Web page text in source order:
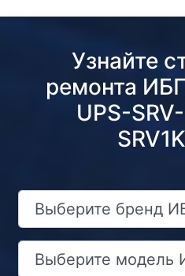
Узнайте
ремонта
UPS-